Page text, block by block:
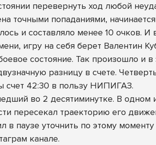
перевернуть ход любой
точными попаданиями,
и составляло менее 10 очков.
игру на себя берет Валентин
состояние. Так произошло и
разницу в счете.
счет 42:30 в пользу НИПИГАЗ.
во 2 десятиминутке. В
пересекал траекторию его
паузе уточнить по этому
канале.